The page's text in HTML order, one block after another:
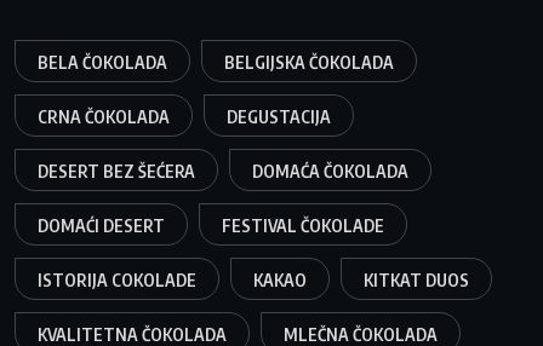
BELA ČOKOLADA BELGIJSKA ČOKOLADA
CRNA ČOKOLADA DEGUSTACIJA
DESERT BEZ ŠEĆERA DOMAĆA ČOKOLADA
DOMAĆI DESERT FESTIVAL ČOKOLADE
ISTORIJA COKOLADE KAKAO KITKAT DUOS
KVALITETNA ČOKOLADA MLEČNA ČOKOLADA